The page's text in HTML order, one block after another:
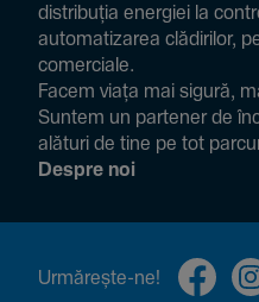
distribuția energiei la
auto­ma­ti­zarea clădi­rilor,
comer­ciale.
Facem viața mai sigură,
Suntem un partener de
alături de tine pe tot
Despre noi
Urmă­rește-ne!